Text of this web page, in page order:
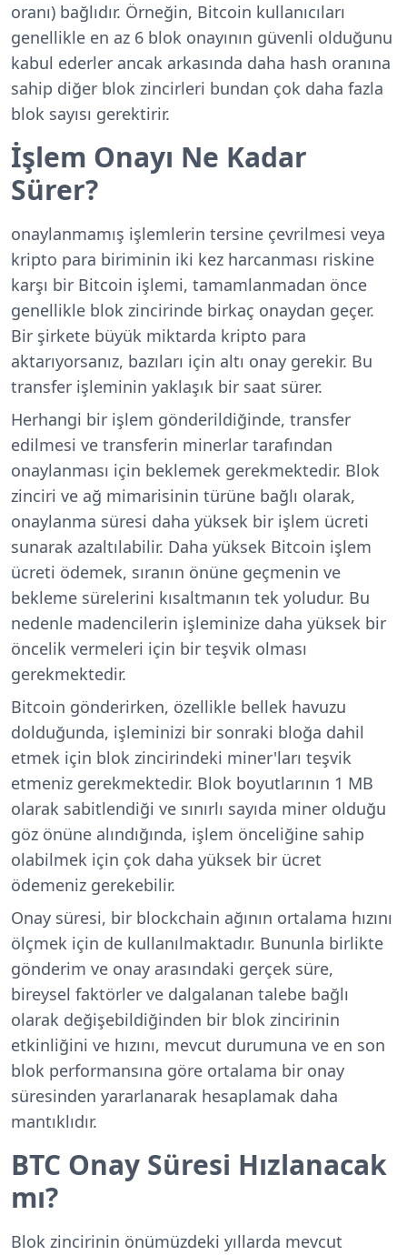
oranı) bağlıdır. Örneğin, Bitcoin kullanıcıları
genellikle en az 6 blok onayının güvenli olduğunu
kabul ederler ancak arkasında daha hash oranına
sahip diğer blok zincirleri bundan çok daha fazla
blok sayısı gerektirir.
İşlem Onayı Ne Kadar
Sürer?
onaylanmamış işlemlerin tersine çevrilmesi veya
kripto para biriminin iki kez harcanması riskine
karşı bir Bitcoin işlemi, tamamlanmadan önce
genellikle blok zincirinde birkaç onaydan geçer.
Bir şirkete büyük miktarda kripto para
aktarıyorsanız, bazıları için altı onay gerekir. Bu
transfer işleminin yaklaşık bir saat sürer.
Herhangi bir işlem gönderildiğinde, transfer
edilmesi ve transferin minerlar tarafından
onaylanması için beklemek gerekmektedir. Blok
zinciri ve ağ mimarisinin türüne bağlı olarak,
onaylanma süresi daha yüksek bir işlem ücreti
sunarak azaltılabilir. Daha yüksek Bitcoin işlem
ücreti ödemek, sıranın önüne geçmenin ve
bekleme sürelerini kısaltmanın tek yoludur. Bu
nedenle madencilerin işleminize daha yüksek bir
öncelik vermeleri için bir teşvik olması
gerekmektedir.
Bitcoin gönderirken, özellikle bellek havuzu
dolduğunda, işleminizi bir sonraki bloğa dahil
etmek için blok zincirindeki miner'ları teşvik
etmeniz gerekmektedir. Blok boyutlarının 1 MB
olarak sabitlendiği ve sınırlı sayıda miner olduğu
göz önüne alındığında, işlem önceliğine sahip
olabilmek için çok daha yüksek bir ücret
ödemeniz gerekebilir.
Onay süresi, bir blockchain ağının ortalama hızını
ölçmek için de kullanılmaktadır. Bununla birlikte
gönderim ve onay arasındaki gerçek süre,
bireysel faktörler ve dalgalanan talebe bağlı
olarak değişebildiğinden bir blok zincirinin
etkinliğini ve hızını, mevcut durumuna ve en son
blok performansına göre ortalama bir onay
süresinden yararlanarak hesaplamak daha
mantıklıdır.
BTC Onay Süresi Hızlanacak
mı?
Blok zincirinin önümüzdeki yıllarda mevcut